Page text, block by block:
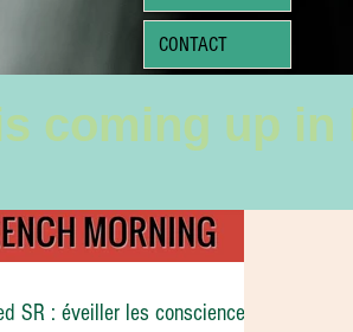
CONTACT
coming up in
SR : éveiller les consciences à